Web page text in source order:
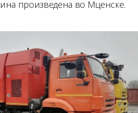
произведена во Мценске.